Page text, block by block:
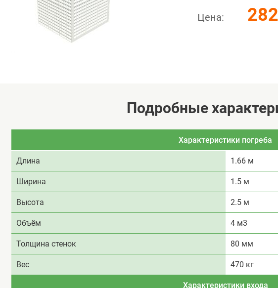
Цена:
Подробные
Характеристики погреба
Длина 1.66 м
Ширина 1.5 м
Высота 2.5 м
Объём 4 м3
Толщина стенок 80 мм
Вес 470 кг
Характеристики входа